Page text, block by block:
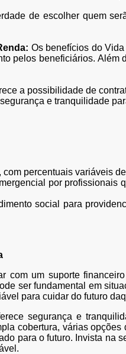
de escolher quem
Os benefícios do
pelos beneficiários.
a possibilidade de
e tranquilidade
percentuais variáveis
por profissionais
social para
com um suporte
ser fundamental em
para cuidar do futuro
segurança e
cobertura, várias
para o futuro. Invista na